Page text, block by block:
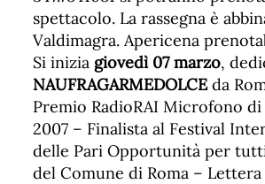
spettacolo. La rassegna è
Valdimagra. Apericena
Si inizia giovedì 07 marzo,
NAUFRAGARMEDOLCEda
Premio RadioRAI Microfono
2007 – Finalista al Festival
delle Pari Opportunità per
del Comune di Roma –